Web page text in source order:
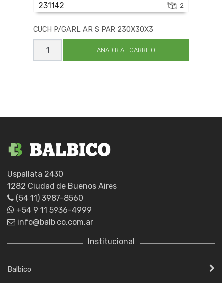
231142 2
CUCH P/GARL AR S PAR 230X30X3
CUCH
P/GARL
AR
AÑADIR AL CARRITO
Uspallata 2430
1282 Ciudad de Buenos Aires
(54 11) 3987-8560
+54 9 11 5936-4999
info@balbico.com.ar
Institucional
Balbico